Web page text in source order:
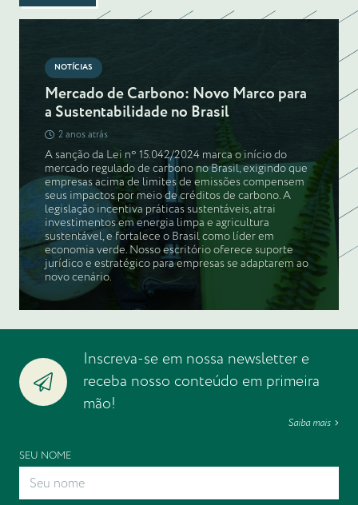
NOTÍCIAS
Mercado de Carbono: Novo Marco para
a Sustentabilidade no Brasil
2 anos atrás
A sanção da Lei nº 15.042/2024 marca o início do
mercado regulado de carbono no Brasil, exigindo que
empresas acima de limites de emissões compensem
seus impactos por meio de créditos de carbono. A
legislação incentiva práticas sustentáveis, atrai
investimentos em energia limpa e agricultura
sustentável, e fortalece o Brasil como líder em
economia verde. Nosso escritório oferece suporte
jurídico e estratégico para empresas se adaptarem ao
novo cenário.
Inscreva-se em nossa newsletter e
receba nosso conteúdo em primeira
mão!
Saiba mais
SEU NOME